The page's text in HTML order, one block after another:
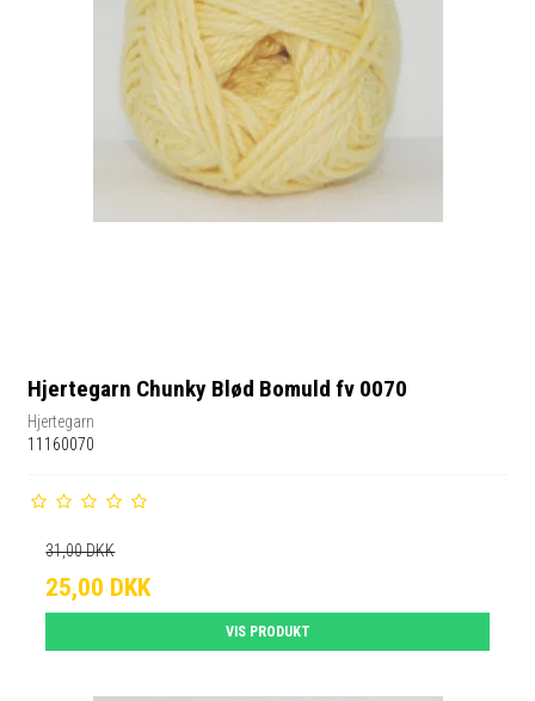
Hjertegarn Chunky Blød Bomuld fv 0070
Hjertegarn
11160070
31,00 DKK
25,00 DKK
VIS PRODUKT